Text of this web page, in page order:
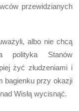
przewidzianych
albo nie chcą
polityka Stanów
żyć złudzeniami i
bagienku przy okazji
Wisłą wycisnąć.